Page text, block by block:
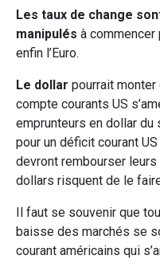
Les taux de change
manipulés à commencer
enfin l’Euro.
Le dollar pourrait
compte courants US
emprunteurs en dollar
pour un déficit courant
devront rembourser
dollars risquent de le
Il faut se souvenir que
baisse des marchés se
courant américains qui